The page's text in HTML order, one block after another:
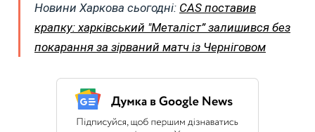
Новини Харкова сьогодні: CAS поставив
крапку: харківський "Металіст” залишився без
покарання за зірваний матч із Черніговом